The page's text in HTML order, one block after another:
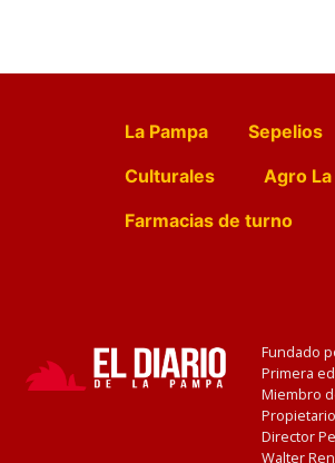
La Pampa Sepelios
Culturales
Agro
Farmacias de turno
Fundado
Primera
Miembro
Director
Walter